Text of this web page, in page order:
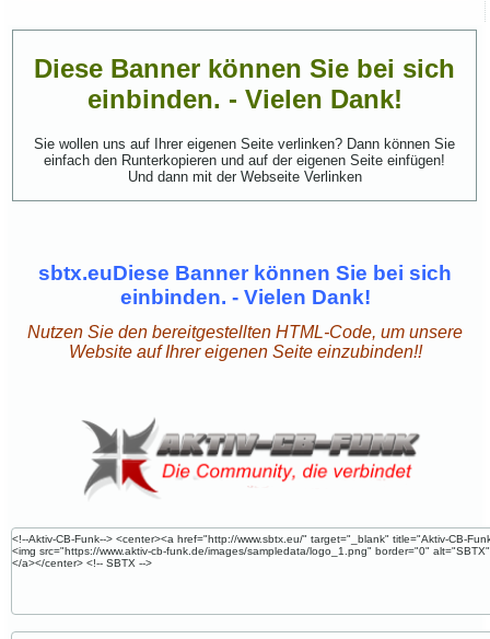
Diese Banner können Sie bei sich
einbinden. - Vielen Dank!
Sie wollen uns auf Ihrer eigenen Seite verlinken? Dann können Sie
einfach den Runterkopieren und auf der eigenen Seite einfügen!
Und dann mit der Webseite Verlinken
sbtx.euDiese Banner können Sie bei sich
einbinden. - Vielen Dank!
Nutzen Sie den bereitgestellten HTML-Code, um unsere
Website auf Ihrer eigenen Seite einzubinden!!